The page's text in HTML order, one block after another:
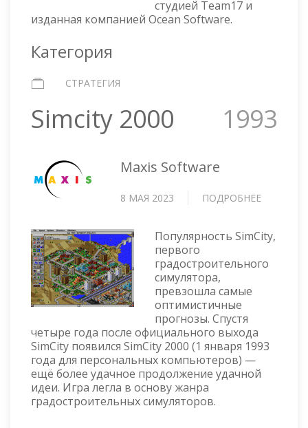
студией Team17 и
изданная компанией Ocean Software.
Категория
СТРАТЕГИЯ
Simcity 2000 1993
Maxis Software
8 МАЯ 2023 ПОДРОБНЕЕ
Популярность SimCity,
первого
градостроительного
симулятора,
превзошла самые
оптимистичные
прогнозы. Спустя
четыре года после официального выхода
SimCity появился SimCity 2000 (1 января 1993
года для персональных компьютеров) —
ещё более удачное продолжение удачной
идеи. Игра легла в основу жанра
градостроительных симуляторов.